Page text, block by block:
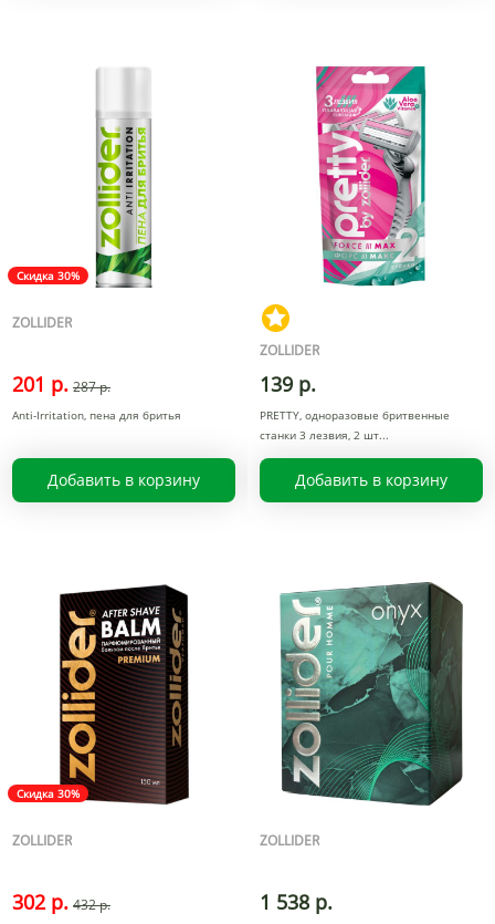
Скидка 30%
ZOLLIDER
201 р. 287 р.
Anti-Irritation, пена для бритья
Добавить в корзину
ZOLLIDER
139 р.
PRETTY, одноразовые бритвенные
станки 3 лезвия, 2 шт
Добавить в корзину
Скидка 30%
ZOLLIDER
302 р. 432 р.
ZOLLIDER
1 538 р.